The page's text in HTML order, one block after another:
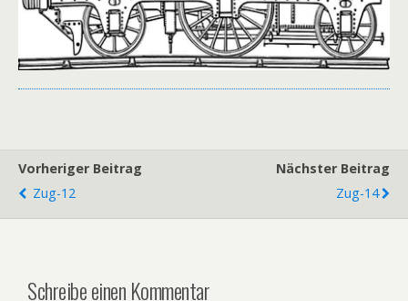
Vorheriger Beitrag
Zug-12
Nächster Beitrag
Zug-14
Schreibe einen Kommentar